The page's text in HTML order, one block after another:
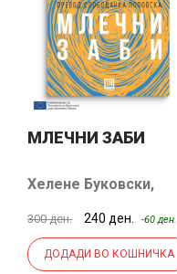
МЛЕЧНИ ЗАБИ
Хелене Буковски,
Поповска
300 ден. 240 ден. -60 ден.
ДОДАДИ ВО КОШНИЧКА